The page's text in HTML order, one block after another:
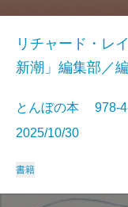
リチャード・レ
新潮」編集部／編
とんぼの本 978-
2025/10/30
書籍